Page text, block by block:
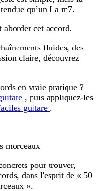
qu’un La m7.
aborder cet accord.
fluides, des
claire, découvrez
en vraie pratique ?
, puis appliquez-les
guitare .
morceaux
pour trouver,
dans l'esprit de « 50
».